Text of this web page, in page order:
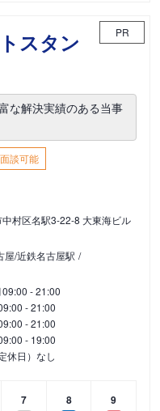
スタン
PR
な解決実績のある当事
談可能
村区名駅3-22-8 大東海ビル
屋/近鉄名古屋駅
09:00 - 21:00
- 21:00
- 21:00
- 19:00
定休日）なし
7
8
9